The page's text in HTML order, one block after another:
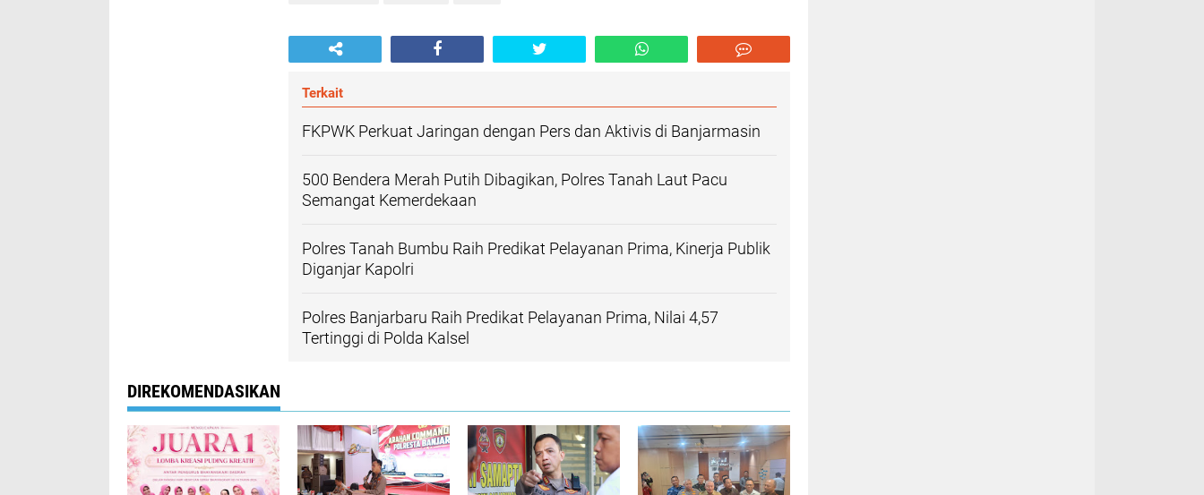
Terkait
FKPWK Perkuat Jaringan dengan Pers dan Aktivis di Banjarmasin
500 Bendera Merah Putih Dibagikan, Polres Tanah Laut Pacu
Semangat Kemerdekaan
Polres Tanah Bumbu Raih Predikat Pelayanan Prima, Kinerja Publik
Diganjar Kapolri
Polres Banjarbaru Raih Predikat Pelayanan Prima, Nilai 4,57
Tertinggi di Polda Kalsel
DIREKOMENDASIKAN